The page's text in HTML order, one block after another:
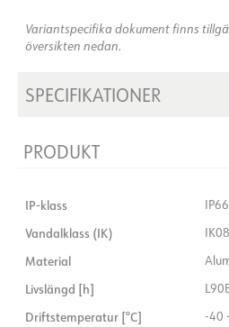
Variantspecifika dokument finns
översikten nedan.
SPECIFIKATIONER
PRODUKT
IP-klass IP66
Vandalklass (IK) IK08
Material
Livslängd [h]
Driftstemperatur [°C] -40